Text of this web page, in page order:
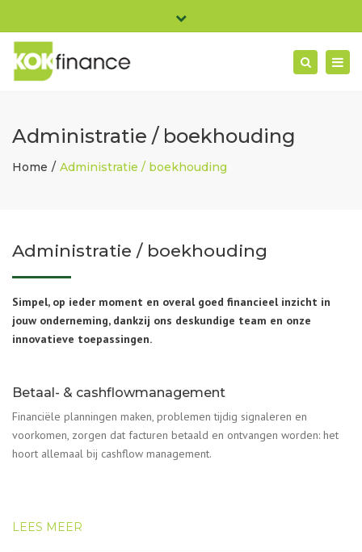
Pieter Ghijsenlaan 19B 1506 PW Zaandam
info@kokfinance.nl
075-2400114
Close
Search
Administratie / boekhouding
Home Administratie / boekhouding
Administratie / boekhouding
Simpel, op ieder moment en overal goed financieel inzicht in
jouw onderneming, dankzij ons deskundige team en onze
innovatieve toepassingen.
Betaal- & cashflowmanagement
Financiële planningen maken, problemen tijdig signaleren en
voorkomen, zorgen dat facturen betaald en ontvangen worden: het
hoort allemaal bij cashflow management.
LEES MEER